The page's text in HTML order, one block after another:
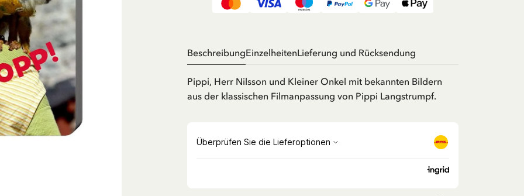
BeschreibungEinzelheitenLieferung und Rücksendung
Pippi, Herr Nilsson und Kleiner Onkel mit bekannten Bildern
aus der klassischen Filmanpassung von Pippi Langstrumpf.